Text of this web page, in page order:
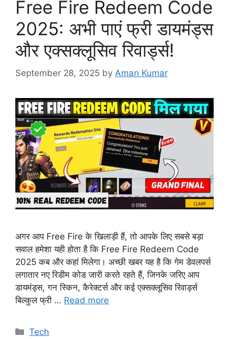
Free Fire Redeem Code
2025: अभी पाएं फ्री डायमंड्स
और एक्सक्लूसिव रिवार्ड्स!
September 28, 2025 by Aman Kumar
अगर आप Free Fire के खिलाड़ी हैं, तो आपके लिए सबसे बड़ा
सवाल हमेशा यही होता है कि Free Fire Redeem Code
2025 कब और कहां मिलेगा। अच्छी खबर यह है कि गेम डेवलपर्स
लगातार नए रिडीम कोड जारी करते रहते हैं, जिनके जरिए आप
डायमंड्स, गन स्किन, कैरेक्टर्स और कई एक्सक्लूसिव रिवार्ड्स
बिल्कुल फ्री … Read more
Categories
Tech